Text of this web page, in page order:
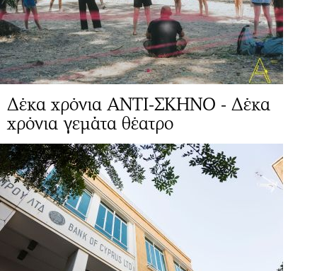
Δέκα χρόνια ΑΝΤΙ-ΣΚΗΝΟ - Δέκα
χρόνια γεμάτα θέατρο